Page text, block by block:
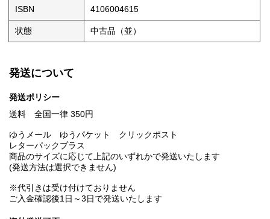
ISBN 4106004615
状態 中古品（並）
発送について
発送ポリシー
送料 全国一律 350円
ゆうメール ゆうパケット クリックポスト
レターパックプラス
商品のサイズに応じて上記のいずれかで発送いたします
(発送方法は選択できません)
※代引きは受け付けておりません
ご入金確認後1日～3日で発送いたします